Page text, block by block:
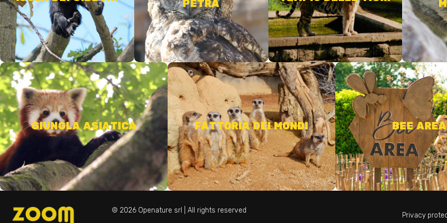
SCOPRI DI PIÙ
PETRA
SCOPRI DI PIÙ SCOPRI DI PIÙ
GIUNGLA ASIATICA
Incontra i due panda rossi, conosci il
muntjack e osserva i due istrici
SCOPRI DI PIÙ
FATTORIA DEI MONDI
Scopri gli animali della fattoria di luoghi
lontani e incontra i piccoli suricati
SCOPRI DI PIÙ
BEE AREA
Passeggia tra gli
sul loro incredibile
SCOPRI DI PIÙ
© 2026 Openature srl | All rights reserved
Privacy